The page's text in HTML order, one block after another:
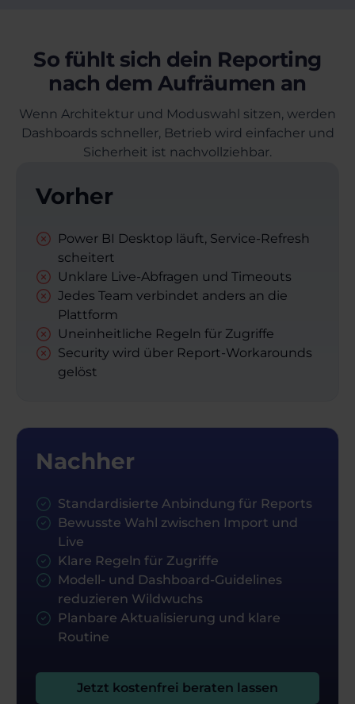
So fühlt sich dein Reporting
nach dem Aufräumen an
Wenn Architektur und Moduswahl sitzen, werden
Dashboards schneller, Betrieb wird einfacher und
Sicherheit ist nachvollziehbar.
Vorher
Power BI Desktop läuft, Service-Refresh
scheitert
Unklare Live-Abfragen und Timeouts
Jedes Team verbindet anders an die
Plattform
Uneinheitliche Regeln für Zugriffe
Security wird über Report-Workarounds
gelöst
Nachher
Standardisierte Anbindung für Reports
Bewusste Wahl zwischen Import und
Live
Klare Regeln für Zugriffe
Modell- und Dashboard-Guidelines
reduzieren Wildwuchs
Planbare Aktualisierung und klare
Routine
Jetzt kostenfrei beraten lassen